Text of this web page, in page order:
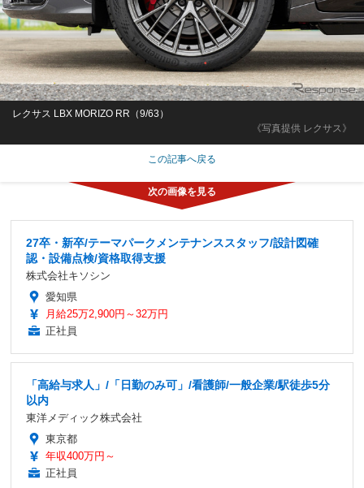
《写真提供 レクサス》
レクサス LBX MORIZO RR（9/63）
この記事へ戻る
27卒・新卒/テーマパークメンテナンススタッフ/設計図確
認・設備点検/資格取得支援
株式会社キソシン
愛知県
月給25万2,900円～32万円
正社員
「高給与求人」/「日勤のみ可」/看護師/一般企業/駅徒歩5分
以内
東洋メディック株式会社
東京都
年収400万円～
正社員